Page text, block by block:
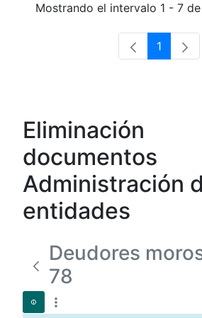
Mostrando el intervalo 1 - 7
Página
1
Eliminación
documentos
Administración
entidades
Deudores
78